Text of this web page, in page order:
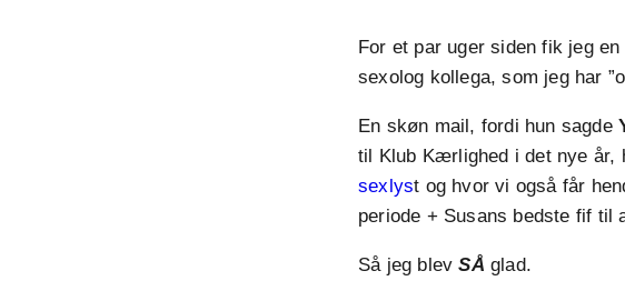
For et par uger siden fik jeg en
sexolog kollega, som jeg har
En skøn mail, fordi hun sagde
til Klub Kærlighed i det nye år,
sexlyst og hvor vi også får
periode + Susans bedste fif til
Så jeg blevSÅ glad.